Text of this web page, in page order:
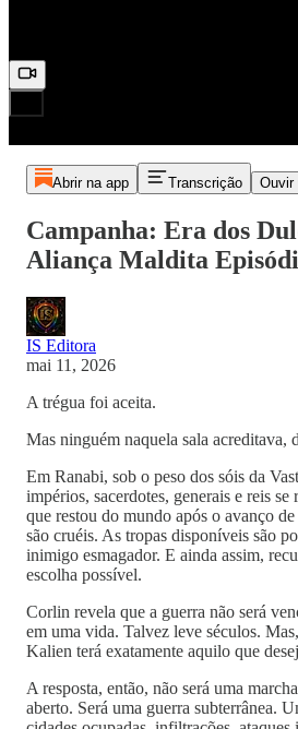
Abrir na app Transcrição Ouvir
Campanha: Era dos
Aliança Maldita
IS Editora
mai 11, 2026
A trégua foi aceita.
Mas ninguém naquela sala acreditava,
Em Ranabi, sob o peso dos sóis da
impérios, sacerdotes, generais e reis
que restou do mundo após o avanço
são cruéis. As tropas disponíveis são
inimigo esmagador. E ainda assim,
escolha possível.
Corlin revela que a guerra não será
em uma vida. Talvez leve séculos.
Kalien terá exatamente aquilo que
A resposta, então, não será uma
aberto. Será uma guerra subterrânea.